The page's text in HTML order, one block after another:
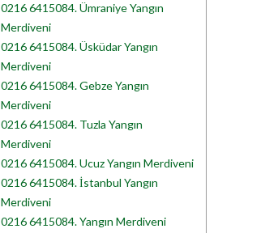
0216 6415084. Ümraniye Yangın
Merdiveni
0216 6415084. Üsküdar Yangın
Merdiveni
0216 6415084. Gebze Yangın
Merdiveni
0216 6415084. Tuzla Yangın
Merdiveni
0216 6415084. Ucuz Yangın Merdiveni
0216 6415084. İstanbul Yangın
Merdiveni
0216 6415084. Yangın Merdiveni